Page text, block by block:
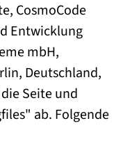
CosmoCode
Entwicklung
mbH,
Deutschland,
Seite und
ab. Folgende